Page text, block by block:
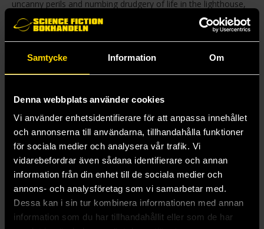
Samtycke Information Om
Denna webbplats använder cookies
Vi använder enhetsidentifierare för att anpassa innehållet
och annonserna till användarna, tillhandahålla funktioner
för sociala medier och analysera vår trafik. Vi
vidarebefordrar även sådana identifierare och annan
information från din enhet till de sociala medier och
annons- och analysföretag som vi samarbetar med.
Dessa kan i sin tur kombinera informationen med annan
information som du har tillhandahållit eller som de har
uncanny perils and numbing drudgery of life in the lighthouse,
and explore the unraveling mystery of your ghostly
companions. For discovering their true identities may be the
one way to end their suffering… and consequently your own.
Live or die, by the end of Lighthouse at the End of the World
you will have penned a strange tale of doom, perseverance
written by Ken Lowery with cover art by Sally Cantirino.
Mer från Ken Lowery